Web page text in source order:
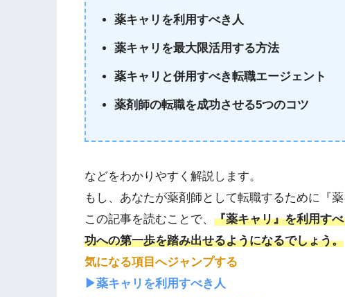
薬キャリを利用すべき人
薬キャリを最大限活用する方法
薬キャリと併用すべき転職エージェント
薬剤師の転職を成功させる5つのコツ
などをわかりやすく解説します。
もし、あなたが薬剤師として転職するために『薬
この記事を読むことで、 『薬キャリ』を利用す
功への第一歩を踏み出せるようになるでしょう。
気になる項目へジャンプする
▶︎薬キャリを利用すべき人